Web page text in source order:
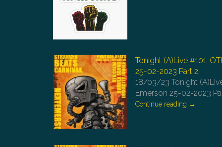
Tonight (A)Live #101:
25-02-2023 Part 2
18/03/23 Tonight
Emerson 25-02-2023
Continue reading →